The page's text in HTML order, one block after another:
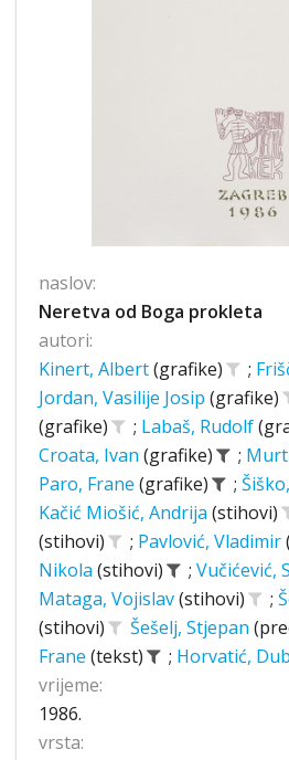
naslov:
Neretva od Boga prokleta
autori:
Kinert, Albert(grafike) ;
Jordan, Vasilije Josip (grafike)
(grafike)
; Labaš, Rudolf
Croata, Ivan (grafike) ;
Paro, Frane (grafike) ;
Kačić Miošić, Andrija (stihovi)
(stihovi)
; Pavlović, Vladimir
Nikola (stihovi) ; Vučićević,
Mataga, Vojislav(stihovi) ;
(stihovi)
Šešelj, Stjepan
Frane (tekst) ; Horvatić,
vrijeme:
1986.
vrsta: